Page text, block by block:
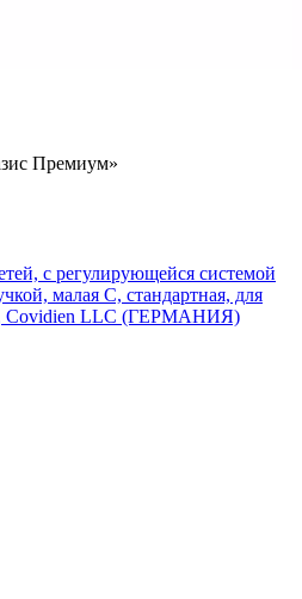
Премиум»
с регулирующейся системой
малая С, стандартная, для
Covidien LLC (ГЕРМАНИЯ)